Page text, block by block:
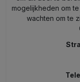
mogelijkheden om
wachten om te